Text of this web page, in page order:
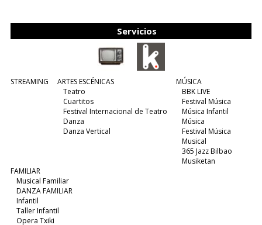
Servicios
STREAMING
ARTES ESCÉNICAS
Teatro
Cuartitos
Festival Internacional de Teatro
Danza
Danza Vertical
MÚSICA
BBK LIVE
Festival Música
Música Infantil
Música
Festival Música
Musical
365 Jazz Bilbao
Musiketan
FAMILIAR
Musical Familiar
DANZA FAMILIAR
Infantil
Taller Infantil
Opera Txiki